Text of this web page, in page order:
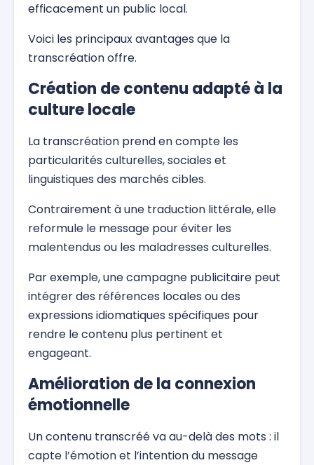
efficacement un public local.
Voici les principaux avantages que la
transcréation offre.
Création de contenu adapté à la
culture locale
La transcréation prend en compte les
particularités culturelles, sociales et
linguistiques des marchés cibles.
Contrairement à une traduction littérale, elle
reformule le message pour éviter les
malentendus ou les maladresses culturelles.
Par exemple, une campagne publicitaire peut
intégrer des références locales ou des
expressions idiomatiques spécifiques pour
rendre le contenu plus pertinent et
engageant.
Amélioration de la connexion
émotionnelle
Un contenu transcréé va au-delà des mots : il
capte l’émotion et l’intention du message